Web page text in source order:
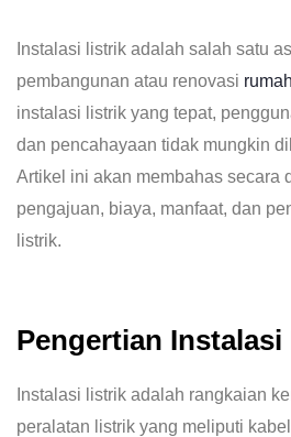
Instalasi listrik adalah salah satu
pembangunan atau renovasi rumah
instalasi listrik yang tepat,
dan pencahayaan tidak mungkin
Artikel ini akan membahas secara
pengajuan, biaya, manfaat, dan
listrik.
Pengertian
Instalasi listrik adalah rangkaian
peralatan listrik yang meliputi